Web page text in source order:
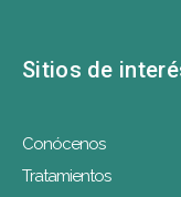
Sitios de
Conócenos
Tratamientos